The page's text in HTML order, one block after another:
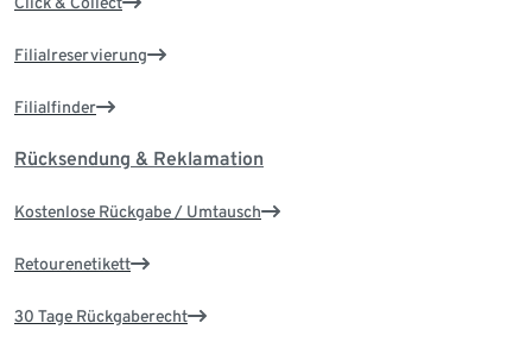
Filialreservierung
Filialfinder
Rücksendung & Reklamation
Kostenlose Rückgabe / Umtausch
Retourenetikett
30 Tage Rückgaberecht